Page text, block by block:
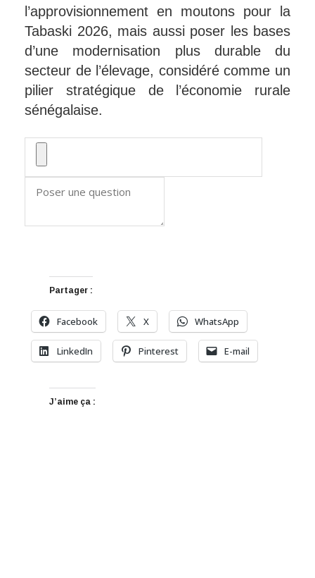
l’approvisionnement en moutons pour la
Tabaski 2026, mais aussi poser les bases
d’une modernisation plus durable du
secteur de l’élevage, considéré comme un
pilier stratégique de l’économie rurale
sénégalaise.
Partager :
Facebook X WhatsApp
LinkedIn Pinterest E-mail
J’aime ça :